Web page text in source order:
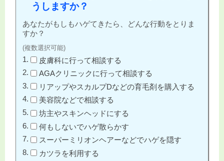
うしますか？
あなたがもしもハゲてきたら、どんな行動をとりま
すか？
(複数選択可能)
皮膚科に行って相談する
AGAクリニックに行って相談する
リアップやスカルプDなどの育毛剤を購入する
美容院などで相談する
坊主やスキンヘッドにする
何もしないでハゲ散らかす
スーパーミリオンヘアーなどでハゲを隠す
カツラを利用する